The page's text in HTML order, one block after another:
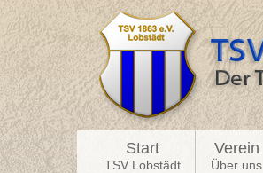
Start
TSV Lobstädt
Verein
Über uns